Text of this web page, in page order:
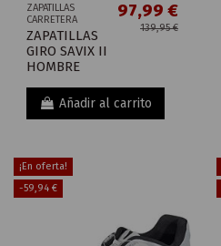
ZAPATILLAS
CARRETERA
ZAPATILLAS
GIRO SAVIX II
HOMBRE
97,99 €
139,95 €
Añadir al carrito
¡En oferta!
-59,94 €